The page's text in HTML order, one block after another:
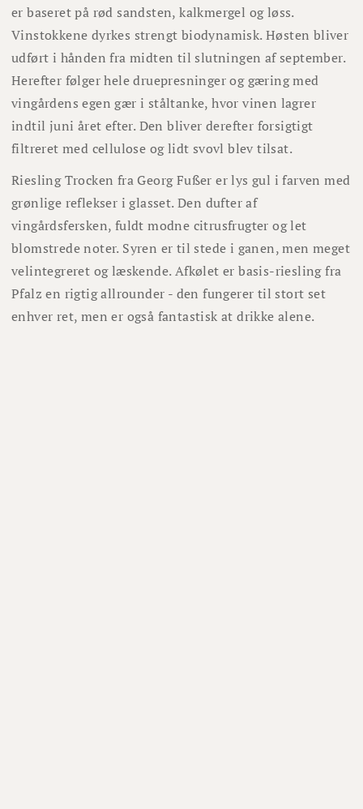
er baseret på rød sandsten, kalkmergel og løss.
Vinstokkene dyrkes strengt biodynamisk. Høsten bliver
udført i hånden fra midten til slutningen af ​​september.
Herefter følger hele druepresninger og gæring med
vingårdens egen gær i ståltanke, hvor vinen lagrer
indtil juni året efter. Den bliver derefter forsigtigt
filtreret med cellulose og lidt svovl blev tilsat.
Riesling Trocken fra Georg Fußer er lys gul i farven med
grønlige reflekser i glasset. Den dufter af
vingårdsfersken, fuldt modne citrusfrugter og let
blomstrede noter. Syren er til stede i ganen, men meget
velintegreret og læskende. Afkølet er basis-riesling fra
Pfalz en rigtig allrounder - den fungerer til stort set
enhver ret, men er også fantastisk at drikke alene.